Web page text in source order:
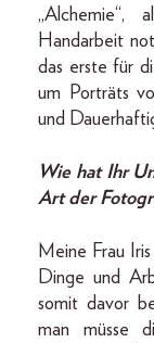
„Alchemie“,
Handarbeit
das erste für
um Porträts
und
Wie hat Ihr
Art der
Meine Frau
Dinge und
somit davor
man müsse